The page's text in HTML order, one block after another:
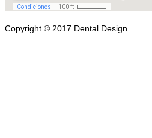
Copyright © 2017 Dental Design.